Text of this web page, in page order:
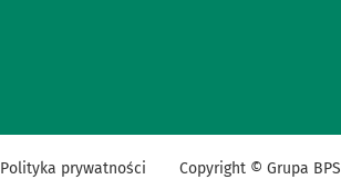
Polityka prywatności Copyright © Grupa BPS